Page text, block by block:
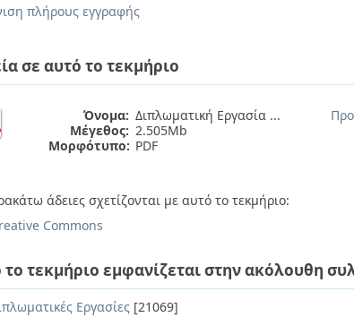
πλήρους εγγραφής
σε αυτό το τεκμήριο
Όνομα: Διπλωματική Εργασία ...
Μέγεθος: 2.505Mb
Μορφότυπο: PDF
άδειες σχετίζονται με αυτό το τεκμήριο:
Commons
το τεκμήριο εμφανίζεται στην ακόλουθη
Εργασίες [21069]